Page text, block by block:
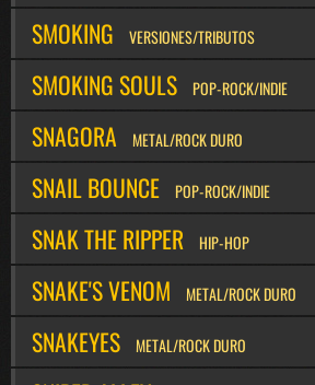
SMOKING VERSIONES/TRIBUTOS
SMOKING SOULS POP-ROCK/INDIE
SNAGORA METAL/ROCK DURO
SNAIL BOUNCE POP-ROCK/INDIE
SNAK THE RIPPER HIP-HOP
SNAKE'S VENOM METAL/ROCK DURO
SNAKEYES METAL/ROCK DURO